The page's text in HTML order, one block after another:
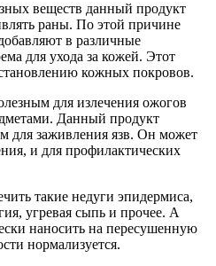
веществ данный продукт
раны. По этой причине
в различные
для ухода за кожей. Этот
кожных покровов.
для излечения ожогов
Данный продукт
для заживления язв. Он может
и для профилактических
такие недуги эпидермиса,
угревая сыпь и прочее. А
наносить на пересушенную
нормализуется.